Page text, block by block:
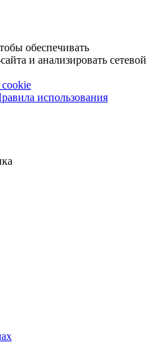
обеспечивать
и анализировать сетевой
использования